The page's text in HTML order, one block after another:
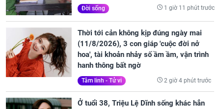
Đời sống 1 giờ 11 phút trước
Thời tới cản không kịp đúng ngày mai
(11/8/2026), 3 con giáp 'cuộc đời nở
hoa', tài khoản nhảy số ầm ầm, vận trình
hanh thông bất ngờ
Tâm linh - Tử vi 2 giờ 4 phút trước
Ở tuổi 38, Triệu Lệ Dĩnh sống khác hẳn